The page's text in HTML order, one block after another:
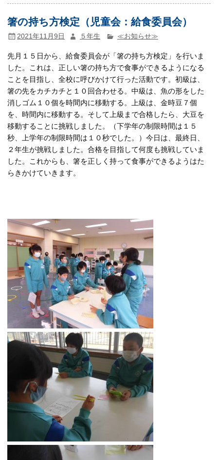
箸の持ち方検定（児童会：給食委員会）
2021年11月9日 ５年生 ≪お知らせ≫
先月１５日から、給食委員会が「箸の持ち方検定」を行いま
した。これは、正しい箸の持ち方で食事ができるようになる
ことを目指し、全校に呼びかけて行った活動です。初級は、
箸の先をカチカチと１０回合わせる。中級は、魚の形をした
消しゴム１０個を時間内に移動する。上級は、金時豆７個
を、時間内に移動する。そして上級まで合格したら、大豆を
移動することに挑戦しました。（下学年の制限時間は１５
秒、上学年の制限時間は１０秒でした。）今日は、最終日、
２年生が挑戦しました。合格を目指して何度も挑戦していま
した。これからも、箸を正しく持って食事ができるようはた
らきかけていきます。